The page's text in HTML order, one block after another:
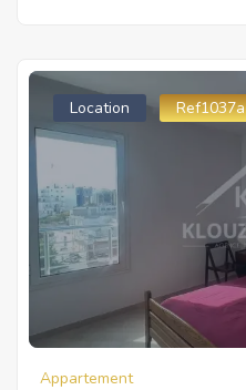
Location Ref1037a
Appartement